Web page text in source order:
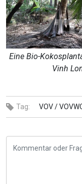
Eine Bio-
Vinh
Tag: VOV /